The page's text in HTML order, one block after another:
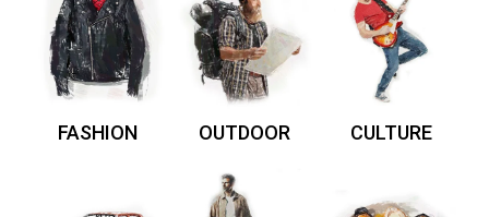
FASHION OUTDOOR CULTURE